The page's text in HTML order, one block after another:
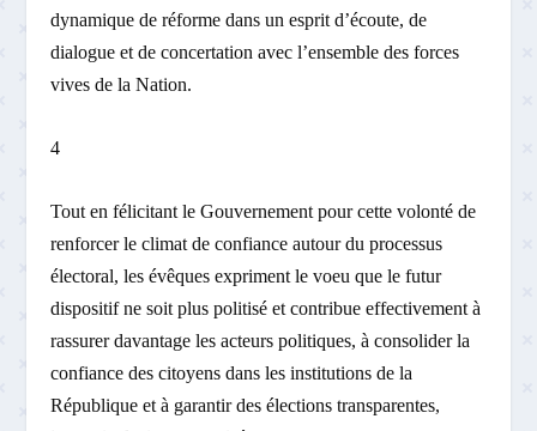
dynamique de réforme dans un esprit d’écoute, de
dialogue et de concertation avec l’ensemble des forces
vives de la Nation.
4
Tout en félicitant le Gouvernement pour cette volonté de
renforcer le climat de confiance autour du processus
électoral, les évêques expriment le voeu que le futur
dispositif ne soit plus politisé et contribue effectivement à
rassurer davantage les acteurs politiques, à consolider la
confiance des citoyens dans les institutions de la
République et à garantir des élections transparentes,